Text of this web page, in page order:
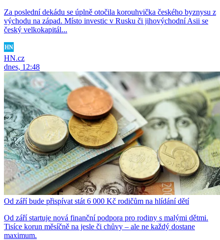
Za poslední dekádu se úplně otočila korouhvička českého byznysu z
východu na západ. Místo investic v Rusku či jihovýchodní Asii se
český velkokapitál...
HN.cz
dnes, 12:48
Od září bude přispívat stát 6 000 Kč rodičům na hlídání dětí
Od září startuje nová finanční podpora pro rodiny s malými dětmi.
Tisíce korun měsíčně na jesle či chůvy – ale ne každý dostane
maximum.